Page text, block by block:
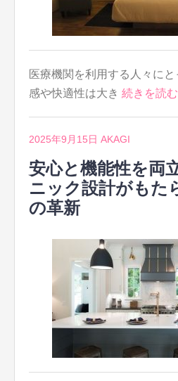
医療機関を利用する人々に
感や快適性は大き 続きを読
2025年9月15日 AKAGI
安心と機能性を両
ニック設計がもた
の革新